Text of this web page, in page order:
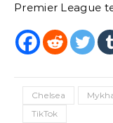
Premier League
Chelsea
TikTok